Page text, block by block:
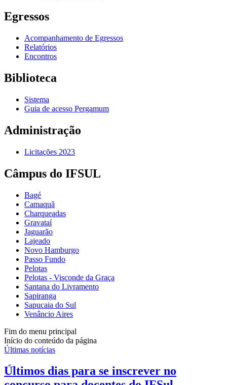
Egressos
Acompanhamento de Egressos
Relatórios
Encontros
Biblioteca
Sistema
Guia de acesso Pergamum
Administração
Licitações 2023
Câmpus do IFSUL
Bagé
Camaquã
Charqueadas
Gravataí
Jaguarão
Lajeado
Novo Hamburgo
Passo Fundo
Pelotas
Pelotas - Visconde da Graça
Santana do Livramento
Sapiranga
Sapucaia do Sul
Venâncio Aires
Fim do menu principal
Início do conteúdo da página
Últimas notícias
Últimos dias para se inscrever no